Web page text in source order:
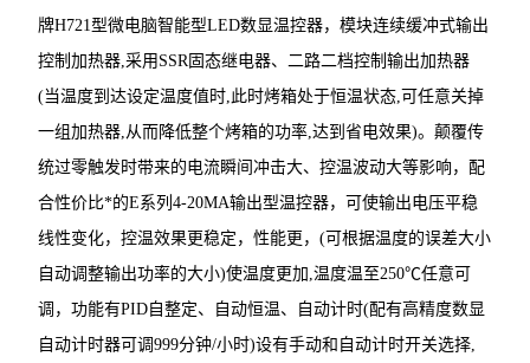
牌H721型微电脑智能型LED数显温控器，模块连续缓冲式输出
控制加热器,采用SSR固态继电器、二路二档控制输出加热器
(当温度到达设定温度值时,此时烤箱处于恒温状态,可任意关掉
一组加热器,从而降低整个烤箱的功率,达到省电效果)。颠覆传
统过零触发时带来的电流瞬间冲击大、控温波动大等影响，配
合性价比*的E系列4-20MA输出型温控器，可使输出电压平稳
线性变化，控温效果更稳定，性能更，(可根据温度的误差大小
自动调整输出功率的大小)使温度更加,温度温至250℃任意可
调，功能有PID自整定、自动恒温、自动计时(配有高精度数显
自动计时器可调999分钟/小时)设有手动和自动计时开关选择,